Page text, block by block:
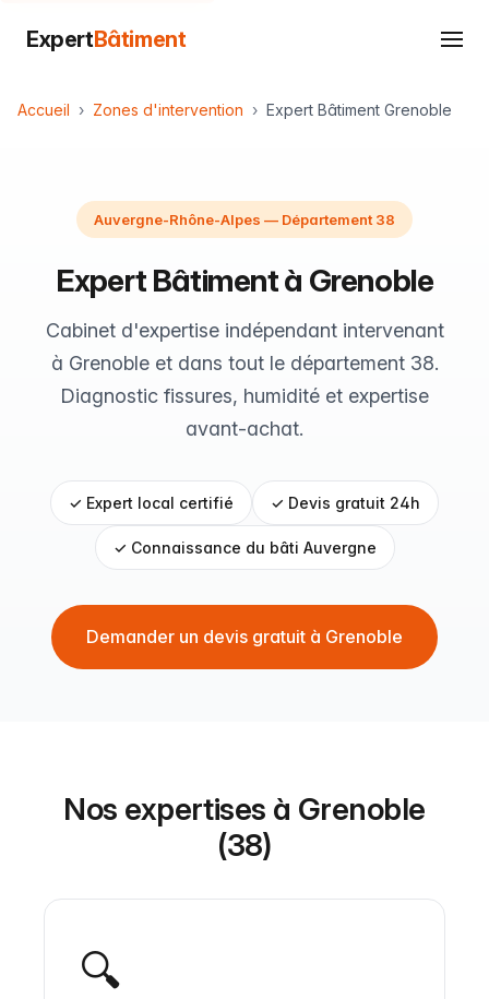
ExpertBâtiment
Accueil Zones d'intervention Expert Bâtiment Grenoble
Auvergne-Rhône-Alpes — Département 38
Expert Bâtiment à Grenoble
Cabinet d'expertise indépendant intervenant
à Grenoble et dans tout le département 38.
Diagnostic fissures, humidité et expertise
avant-achat.
✓ Expert local certifié ✓ Devis gratuit 24h
✓ Connaissance du bâti Auvergne
Demander un devis gratuit à Grenoble
Nos expertises à Grenoble
(38)
🔍